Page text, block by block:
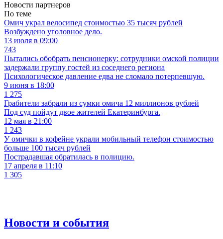
Новости партнеров
По теме
Омич украл велосипед стоимостью 35 тысяч рублей
Возбуждено уголовное дело.
13 июля в 09:00
743
Пытались обобрать пенсионерку: сотрудники омской полиции
задержали группу гостей из соседнего региона
Психологическое давление едва не сломало потерпевшую.
9 июня в 18:00
1 275
Грабители забрали из сумки омича 12 миллионов рублей
Под суд пойдут двое жителей Екатеринбурга.
12 мая в 21:00
1 243
У омички в кофейне украли мобильный телефон стоимостью
больше 100 тысяч рублей
Пострадавшая обратилась в полицию.
17 апреля в 11:10
1 305
Новости и события